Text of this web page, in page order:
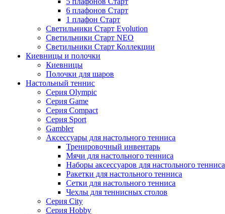
6 плафонов Старт
1 плафон Старт
Светильники Старт Evolution
Светильники Старт NEO
Светильники Старт Коллекции
Киевницы и полочки
Киевницы
Полочки для шаров
Настольный теннис
Серия Olympic
Серия Game
Серия Compact
Серия Sport
Gambler
Аксессуары для настольного тенниса
Тренировочный инвентарь
Мячи для настольного тенниса
Наборы аксессуаров для настольного тенниса
Ракетки для настольного тенниса
Сетки для настольного тенниса
Чехлы для теннисных столов
Серия City
Серия Hobby